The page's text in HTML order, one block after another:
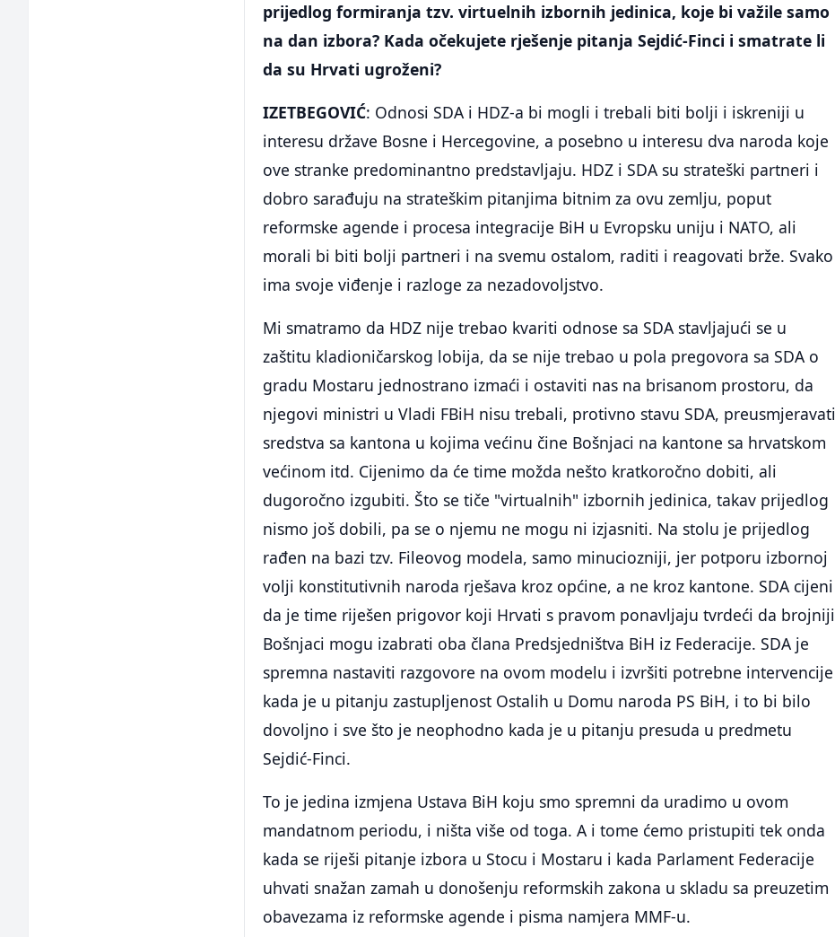
prijedlog formiranja tzv. virtuelnih izbornih jedinica, koje bi važile samo
na dan izbora? Kada očekujete rješenje pitanja Sejdić-Finci i smatrate li
da su Hrvati ugroženi?
IZETBEGOVIĆ: Odnosi SDA i HDZ-a bi mogli i trebali biti bolji i iskreniji u
interesu države Bosne i Hercegovine, a posebno u interesu dva naroda koje
ove stranke predominantno predstavljaju. HDZ i SDA su strateški partneri i
dobro sarađuju na strateškim pitanjima bitnim za ovu zemlju, poput
reformske agende i procesa integracije BiH u Evropsku uniju i NATO, ali
morali bi biti bolji partneri i na svemu ostalom, raditi i reagovati brže. Svako
ima svoje viđenje i razloge za nezadovoljstvo.
Mi smatramo da HDZ nije trebao kvariti odnose sa SDA stavljajući se u
zaštitu kladioničarskog lobija, da se nije trebao u pola pregovora sa SDA o
gradu Mostaru jednostrano izmaći i ostaviti nas na brisanom prostoru, da
njegovi ministri u Vladi FBiH nisu trebali, protivno stavu SDA, preusmjeravati
sredstva sa kantona u kojima većinu čine Bošnjaci na kantone sa hrvatskom
većinom itd. Cijenimo da će time možda nešto kratkoročno dobiti, ali
dugoročno izgubiti. Što se tiče "virtualnih" izbornih jedinica, takav prijedlog
nismo još dobili, pa se o njemu ne mogu ni izjasniti. Na stolu je prijedlog
rađen na bazi tzv. Fileovog modela, samo minuciozniji, jer potporu izbornoj
volji konstitutivnih naroda rješava kroz općine, a ne kroz kantone. SDA cijeni
da je time riješen prigovor koji Hrvati s pravom ponavljaju tvrdeći da brojniji
Bošnjaci mogu izabrati oba člana Predsjedništva BiH iz Federacije. SDA je
spremna nastaviti razgovore na ovom modelu i izvršiti potrebne intervencije
kada je u pitanju zastupljenost Ostalih u Domu naroda PS BiH, i to bi bilo
dovoljno i sve što je neophodno kada je u pitanju presuda u predmetu
Sejdić-Finci.
To je jedina izmjena Ustava BiH koju smo spremni da uradimo u ovom
mandatnom periodu, i ništa više od toga. A i tome ćemo pristupiti tek onda
kada se riješi pitanje izbora u Stocu i Mostaru i kada Parlament Federacije
uhvati snažan zamah u donošenju reformskih zakona u skladu sa preuzetim
obavezama iz reformske agende i pisma namjera MMF-u.